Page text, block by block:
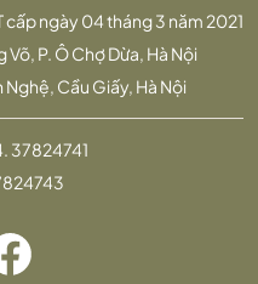
ngày 04 tháng 3 năm 2021
P. Ô Chợ Dừa, Hà Nội
Cầu Giấy, Hà Nội
37824741